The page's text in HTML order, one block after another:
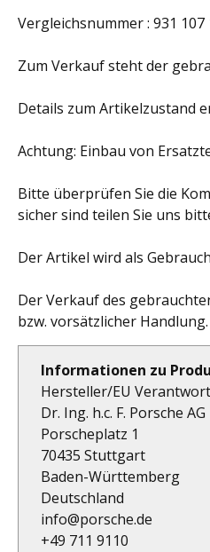
Vergleichsnummer : 931 107
Zum Verkauf steht der
Details zum Artikelzustand
Achtung: Einbau von
Bitte überprüfen Sie die
sicher sind teilen Sie uns
Der Artikel wird als
Der Verkauf des
bzw. vorsätzlicher Handlung.
Informationen zu
Hersteller/EU
Dr. Ing. h.c. F. Porsche AG
Porscheplatz 1
70435 Stuttgart
Baden-Württemberg
Deutschland
info@porsche.de
+49 711 9110